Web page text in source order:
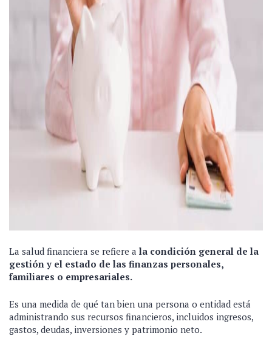
La salud financiera se refiere a la condición general de la
gestión y el estado de las finanzas personales,
familiares o empresariales.
Es una medida de qué tan bien una persona o entidad está
administrando sus recursos financieros, incluidos ingresos,
gastos, deudas, inversiones y patrimonio neto.